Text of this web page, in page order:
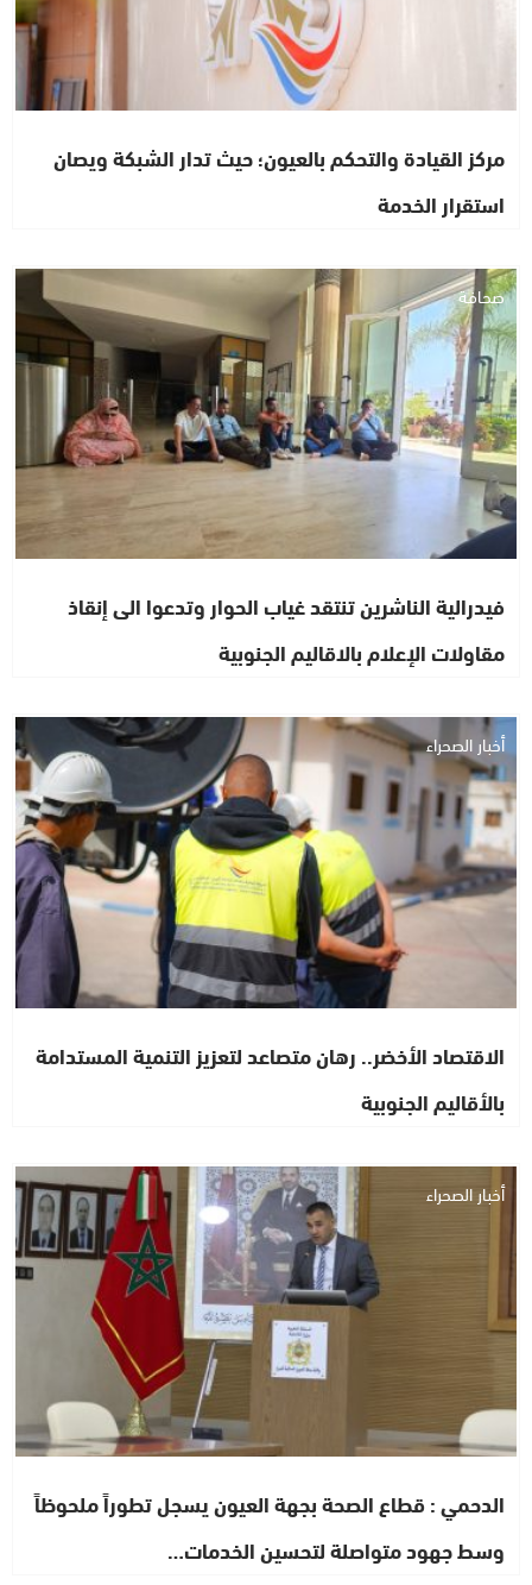
مركز القيادة والتحكم بالعيون؛ حيث تدار الشبكة ويصان
استقرار الخدمة
صحافة
فيدرالية الناشرين تنتقد غياب الحوار وتدعوا الى إنقاذ
مقاولات الإعلام بالاقاليم الجنوبية
أخبار الصحراء
الاقتصاد الأخضر.. رهان متصاعد لتعزيز التنمية المستدامة
بالأقاليم الجنوبية
أخبار الصحراء
الدحمي : قطاع الصحة بجهة العيون يسجل تطوراً ملحوظاً
وسط جهود متواصلة لتحسين الخدمات…